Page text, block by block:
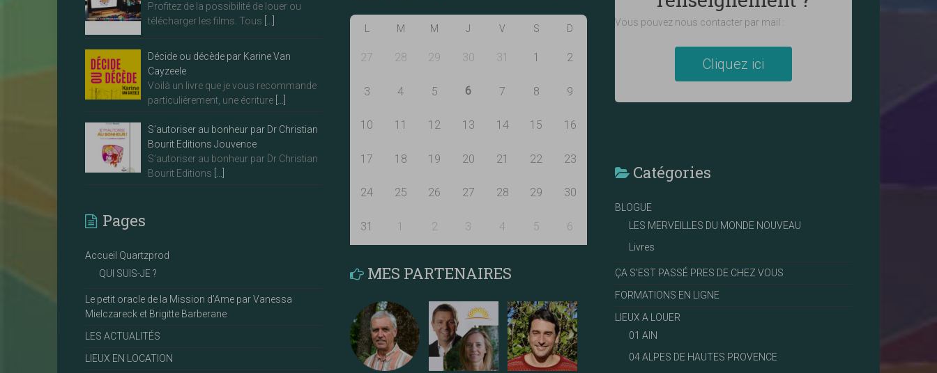
Profitez de la possibilité de louer ou
télécharger les films. Tous
Décide ou décède par Karine Van
Cayzeele
Voilà un livre que je vous recommande
particulièrement, une écriture
S’autoriser au bonheur par Dr Christian
Bourit Editions Jouvence
S’autoriser au bonheur par Dr Christian
Bourit Editions
Pages
Accueil Quartzprod
QUI SUIS-JE ?
Le petit oracle de la Mission d’Ame par Vanessa
Mielczareck et Brigitte Barberane
LES ACTUALITÉS
LIEUX EN LOCATION
M M J V S D
27 28 29 30 31 1 2
3 4 5 6 7 8 9
10 11 12 13 14 15 16
17 18 19 20 21 22 23
24 25 26 27 28 29 30
31 1 2 3 4 5 6
MES PARTENAIRES
Vous pouvez nous contacter par mail :
Cliquez ici
Catégories
BLOGUE
LES MERVEILLES DU MONDE NOUVEAU
Livres
ÇA S'EST PASSÉ PRES DE CHEZ VOUS
FORMATIONS EN LIGNE
LIEUX A LOUER
01 AIN
04 ALPES DE HAUTES PROVENCE